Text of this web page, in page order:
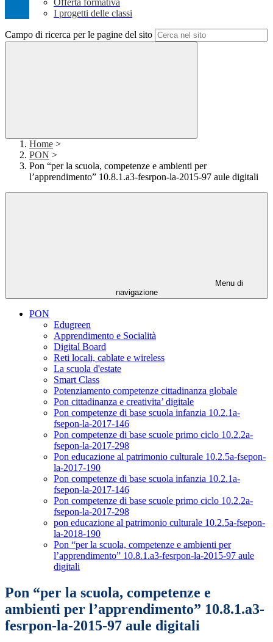
Offerta formativa
I progetti delle classi
Campo di ricerca per le pagine del sito
Home >
PON >
Pon “per la scuola, competenze e ambienti per
l’apprendimento” 10.8.1.a3-fesrpon-la-2015-97 aule digitali
Menu di
navigazione
PON
Edugreen
Apprendimento e Socialità
Digital Board
Reti locali, cablate e wireless
La scuola d'estate
Smart Class
Potenziamento competenze cittadinanza globale
Pon cittadinanza e creativita’ digitale
Pon competenze di base scuola infanzia 10.2.1a-
fsepon-la-2017-146
Pon competenze di base scuole primo ciclo 10.2.2a-
fsepon-la-2017-298
Pon educazione al patrimonio culturale 10.2.5a-fsepon-
la-2017-190
Pon competenze di base scuola infanzia 10.2.1a-
fsepon-la-2017-146
Pon competenze di base scuole primo ciclo 10.2.2a-
fsepon-la-2017-298
pon educazione al patrimonio culturale 10.2.5a-fsepon-
la-2018-190
Pon “per la scuola, competenze e ambienti per
l’apprendimento” 10.8.1.a3-fesrpon-la-2015-97 aule
digitali
Pon “per la scuola, competenze e
ambienti per l’apprendimento” 10.8.1.a3-
fesrpon-la-2015-97 aule digitali